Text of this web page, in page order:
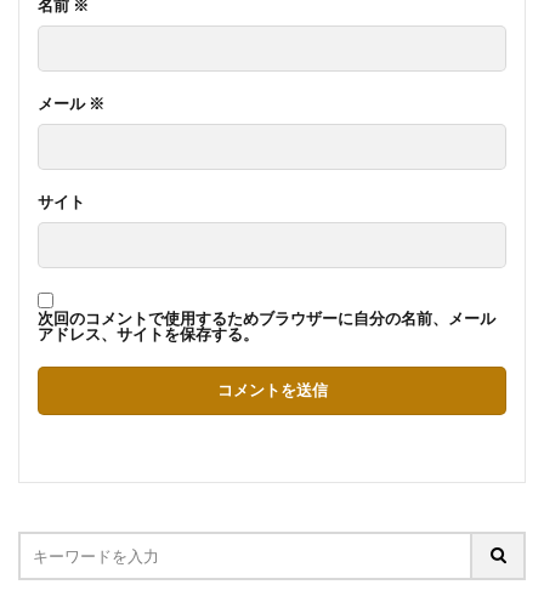
名前 ※
メール ※
サイト
次回のコメントで使用するためブラウザーに自分の名前、メール
アドレス、サイトを保存する。